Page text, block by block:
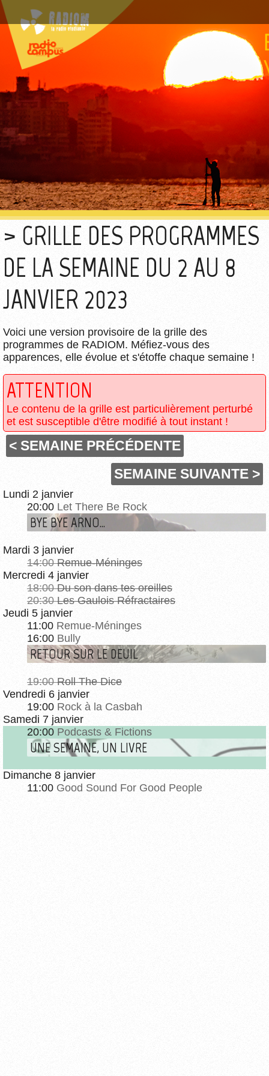
GRILLE DES PROGRAMMES
DE LA SEMAINE DU 2 AU 8
JANVIER 2023
Voici une version provisoire de la grille des
programmes de RADIOM. Méfiez-vous des
apparences, elle évolue et s'étoffe chaque semaine !
ATTENTION
Le contenu de la grille est particulièrement perturbé
et est susceptible d'être modifié à tout instant !
< SEMAINE PRÉCÉDENTE
SEMAINE SUIVANTE >
Lundi 2 janvier
20:00 Let There Be Rock
BYE BYE ARNO...
Mardi 3 janvier
14:00 Remue-Méninges
Mercredi 4 janvier
18:00 Du son dans tes oreilles
20:30 Les Gaulois Réfractaires
Jeudi 5 janvier
11:00 Remue-Méninges
16:00 Bully
RETOUR SUR LE DEUIL
19:00 Roll The Dice
Vendredi 6 janvier
19:00 Rock à la Casbah
Samedi 7 janvier
20:00 Podcasts & Fictions
UNE SEMAINE, UN LIVRE
Dimanche 8 janvier
11:00 Good Sound For Good People